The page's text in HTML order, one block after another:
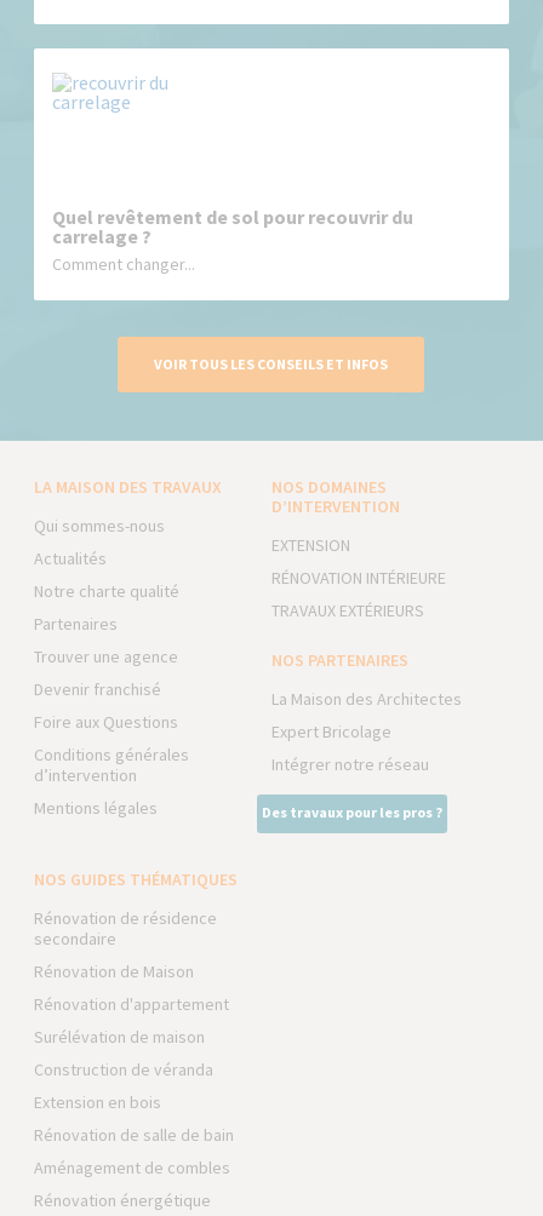
Quel revêtement de sol pour recouvrir du
carrelage ?
Comment changer...
VOIR TOUS LES CONSEILS ET INFOS
LA MAISON DES TRAVAUX
Qui sommes-nous
Actualités
Notre charte qualité
Partenaires
Trouver une agence
Devenir franchisé
Foire aux Questions
Conditions générales
d’intervention
Mentions légales
NOS DOMAINES
D’INTERVENTION
EXTENSION
RÉNOVATION INTÉRIEURE
TRAVAUX EXTÉRIEURS
NOS PARTENAIRES
La Maison des Architectes
Expert Bricolage
Intégrer notre réseau
Des travaux pour les pros ?
NOS GUIDES THÉMATIQUES
Rénovation de résidence
secondaire
Rénovation de Maison
Rénovation d'appartement
Surélévation de maison
Construction de véranda
Extension en bois
Rénovation de salle de bain
Aménagement de combles
Rénovation énergétique